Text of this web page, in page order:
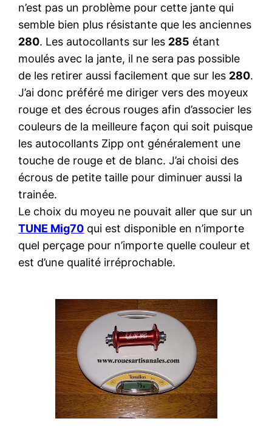
n’est pas un problème pour cette jante qui
semble bien plus résistante que les anciennes
280. Les autocollants sur les 285 étant
moulés avec la jante, il ne sera pas possible
de les retirer aussi facilement que sur les 280.
J’ai donc préféré me diriger vers des moyeux
rouge et des écrous rouges afin d’associer les
couleurs de la meilleure façon qui soit puisque
les autocollants Zipp ont généralement une
touche de rouge et de blanc. J’ai choisi des
écrous de petite taille pour diminuer aussi la
trainée.
Le choix du moyeu ne pouvait aller que sur un
TUNE Mig70 qui est disponible en n’importe
quel perçage pour n’importe quelle couleur et
est d’une qualité irréprochable.